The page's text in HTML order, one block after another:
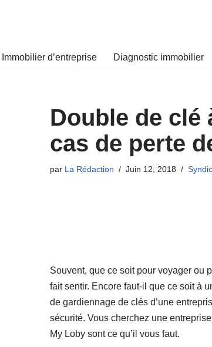
Immobilier d’entreprise Diagnostic immobilier
Double de clé
cas de perte
par La Rédaction Juin 12, 2018
Souvent, que ce soit pour voyager ou
fait sentir. Encore faut-il que ce soit à
de gardiennage de clés d’une
sécurité. Vous cherchez une
My Loby sont ce qu’il vous faut.